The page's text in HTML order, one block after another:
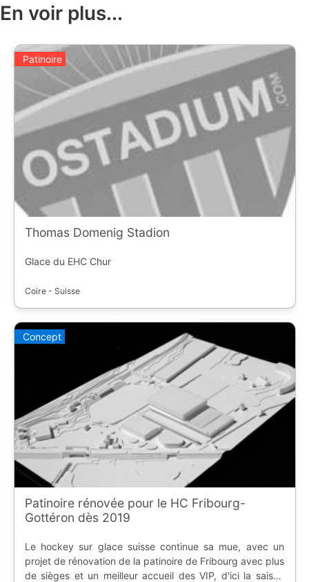
En voir plus...
Patinoire
Thomas Domenig Stadion
Glace du EHC Chur
Coire - Suisse
Concept
Patinoire rénovée pour le HC Fribourg-
Gottéron dès 2019
Le hockey sur glace suisse continue sa mue, avec un
projet de rénovation de la patinoire de Fribourg avec plus
de sièges et un meilleur accueil des VIP, d'ici la saison